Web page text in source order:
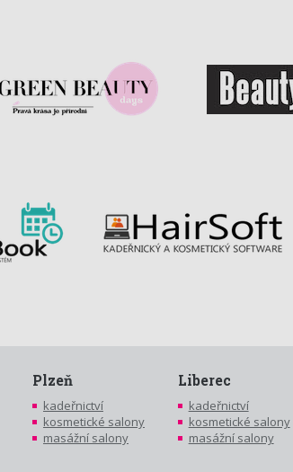
Plzeň
kadeřnictví
kosmetické salony
masážní salony
Liberec
kadeřnictví
kosmetické salony
masážní salony